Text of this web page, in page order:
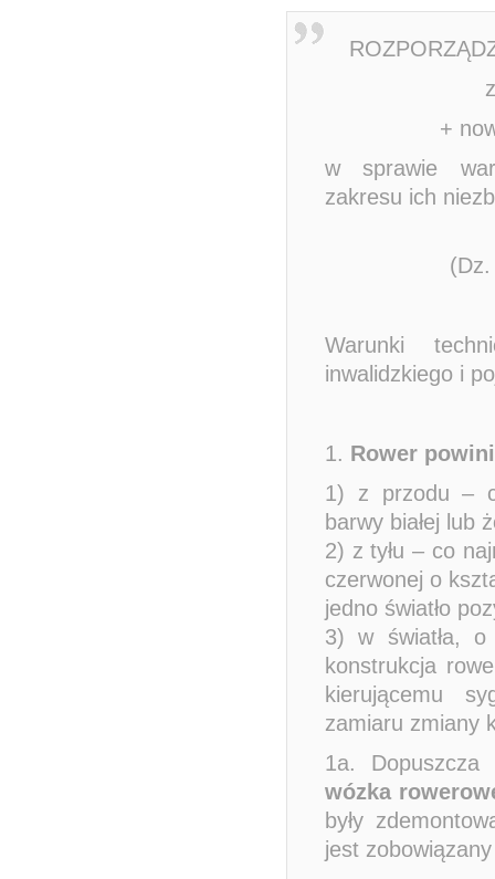
+
w sprawie
zakresu ich
Warunki
inwalidzkiego i
1. Rower
1) z przodu –
barwy białej lub
2) z tyłu – co
czerwonej o
jedno światło
3) w światła,
konstrukcja
kierującemu
zamiaru zmiany
1a.
wózka
były
jest